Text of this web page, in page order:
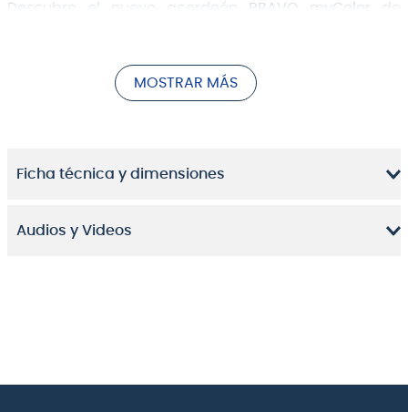
Descubre el nuevo acordeón BRAVO myColor de
través de la música. En cálido color fuego, este
instrumento no solo produce melodías cautivadoras,
MOSTRAR MÁS
Ficha técnica y dimensiones
Audios y Videos